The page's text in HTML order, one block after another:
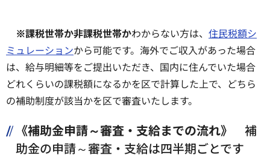
※課税世帯か非課税世帯かわからない方は、 住民税額シ
ミュレーションから可能です。海外でご収入があった場合
は、給与明細等をご提出いただき、国内に住んでいた場合
どれくらいの課税額になるかを区で計算した上で、どちら
の補助制度が該当かを区で審査いたします。
《補助金申請～審査・支給までの流れ》 補
助金の申請～審査・支給は四半期ごとです